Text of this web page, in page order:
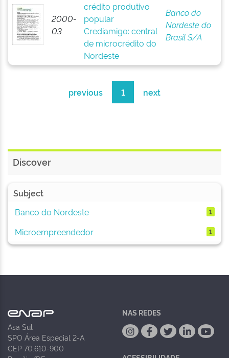
2000-
03
crédito produtivo
popular
Crediamigo: central
de microcrédito do
Nordeste
Banco do
Nordeste do
Brasil S/A
previous 1 next
Discover
Subject
Banco do Nordeste
1
Microempreendedor 1
Asa Sul
SPO Área Especial 2-A
CEP 70.610-900
NAS REDES